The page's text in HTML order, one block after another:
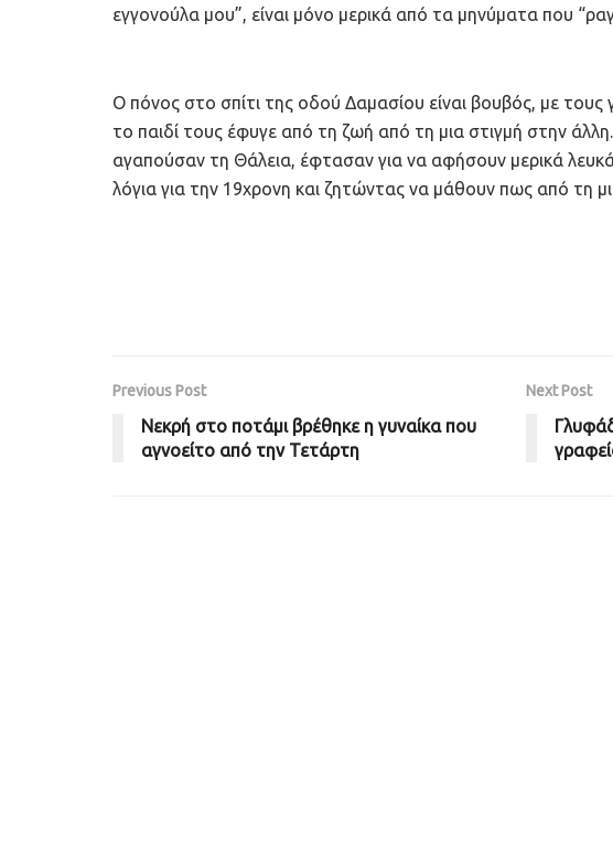
εγγονούλα μου”, είναι μόνο μερικά από τα μηνύματα που
Ο πόνος στο σπίτι της οδού Δαμασίου είναι βουβός, με
το παιδί τους έφυγε από τη ζωή από τη μια στιγμή στην
αγαπούσαν τη Θάλεια, έφτασαν για να αφήσουν μερικά
λόγια για την 19χρονη και ζητώντας να μάθουν πως από τη
Previous Post
Νεκρή στο ποτάμι βρέθηκε η γυναίκα που
αγνοείτο από την Τετάρτη
Next Post